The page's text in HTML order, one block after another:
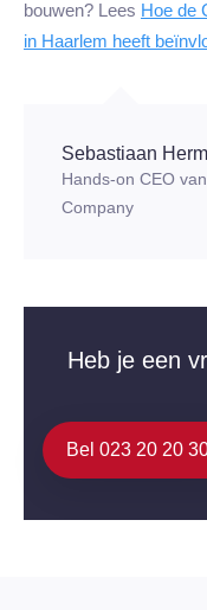
bouwen? Lees Hoe de
in Haarlem heeft
Sebastiaan
Hands-on CEO
Company
Heb je een
Bel 023 20 20